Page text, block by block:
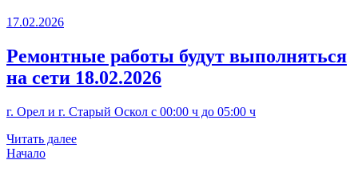
17.02.2026
Ремонтные работы будут выполняться
на сети 18.02.2026
г. Орел и г. Старый Оскол с 00:00 ч до 05:00 ч
Читать далее
Начало